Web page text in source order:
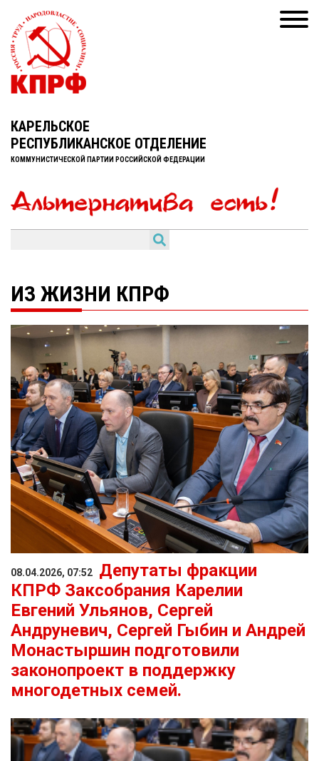
КАРЕЛЬСКОЕ
РЕСПУБЛИКАНСКОЕ ОТДЕЛЕНИЕ
КОММУНИСТИЧЕСКОЙ ПАРТИИ РОССИЙСКОЙ ФЕДЕРАЦИИ
ИЗ ЖИЗНИ КПРФ
08.04.2026, 07:52
Депутаты фракции
КПРФ Заксобрания Карелии
Евгений Ульянов, Сергей
Андруневич, Сергей Гыбин и Андрей
Монастыршин подготовили
законопроект в поддержку
многодетных семей.